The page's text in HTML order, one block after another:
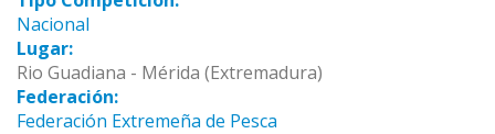
Nacional
Lugar:
Rio Guadiana - Mérida (Extremadura)
Federación:
Federación Extremeña de Pesca